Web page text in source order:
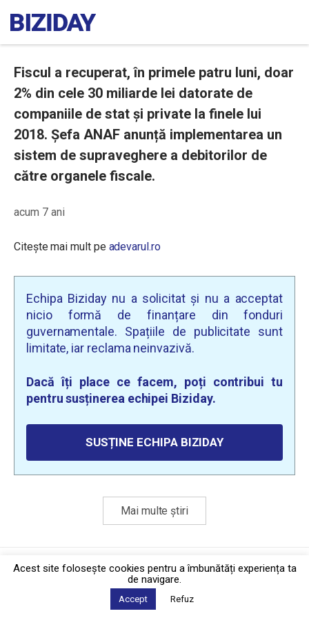
Fiscul a recuperat, în primele patru luni, doar
2% din cele 30 miliarde lei datorate de
companiile de stat și private la finele lui
2018. Șefa ANAF anunță implementarea un
sistem de supraveghere a debitorilor de
către organele fiscale.
acum 7 ani
Citește mai mult pe adevarul.ro
Echipa Biziday nu a solicitat și nu a acceptat
nicio formă de finanțare din fonduri
guvernamentale. Spațiile de publicitate sunt
limitate, iar reclama neinvazivă.
Dacă îți place ce facem, poți contribui tu
pentru susținerea echipei Biziday.
SUSȚINE ECHIPA BIZIDAY
Mai multe știri
Politica de confidențialitate·Contact
2026 © Biziday
Acest site foloseşte cookies pentru a îmbunătăți experiența ta
de navigare.
Accept Refuz